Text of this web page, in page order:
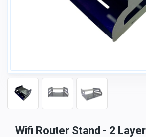
Wifi Router Stand - 2 Layer